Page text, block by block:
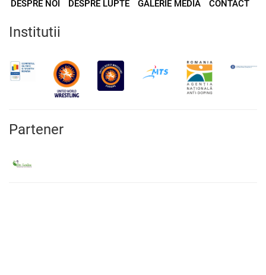
DESPRE NOI DESPRE LUPTE GALERIE MEDIA CONTACT
Institutii
Partener